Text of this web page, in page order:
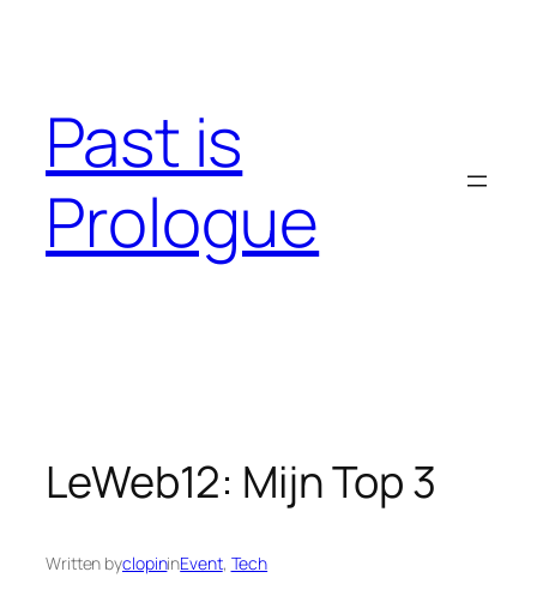
Past is
Prologue
LeWeb12: Mijn Top 3
Written byclopininEvent, Tech